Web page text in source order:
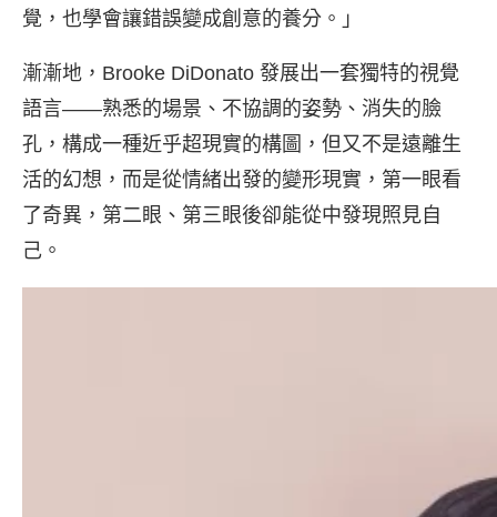
覺，也學會讓錯誤變成創意的養分。」
漸漸地，Brooke DiDonato 發展出一套獨特的視覺
語言——熟悉的場景、不協調的姿勢、消失的臉
孔，構成一種近乎超現實的構圖，但又不是遠離生
活的幻想，而是從情緒出發的變形現實，第一眼看
了奇異，第二眼、第三眼後卻能從中發現照見自
己。